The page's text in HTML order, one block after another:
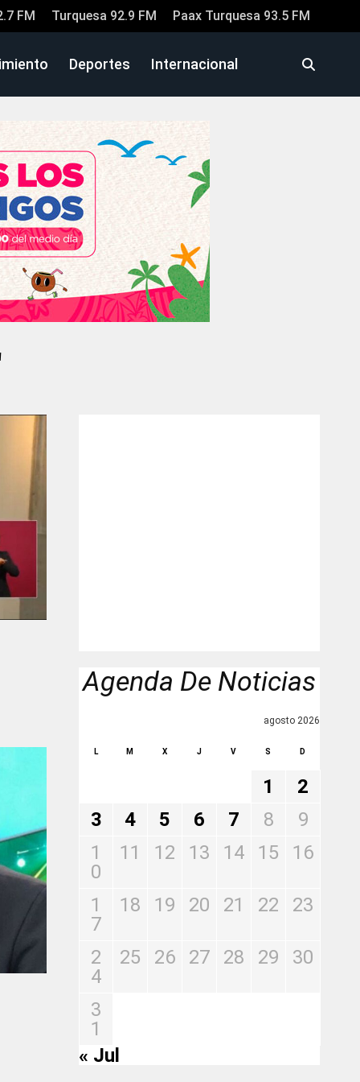
FM Turquesa 92.9 FM Paax Turquesa 93.5 FM
Deportes Internacional
Agenda De Noticias
agosto 2026
L M X J V S D
1
2
3
4 5 6 7 8
9
1
0
11 12 13 14 15 16
1
7
18 19 20 21 22 23
2
4
25 26 27 28 29 30
3
1
« Jul